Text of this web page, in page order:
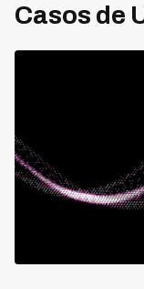
Casos de